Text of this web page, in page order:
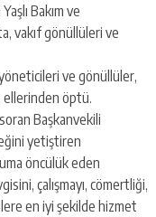
Bakım ve
vakıf gönüllüleri ve
ve gönüllüler,
öptü.
Başkanvekili
yetiştiren
öncülük eden
çalışmayı, cömertliği,
en iyi şekilde hizmet